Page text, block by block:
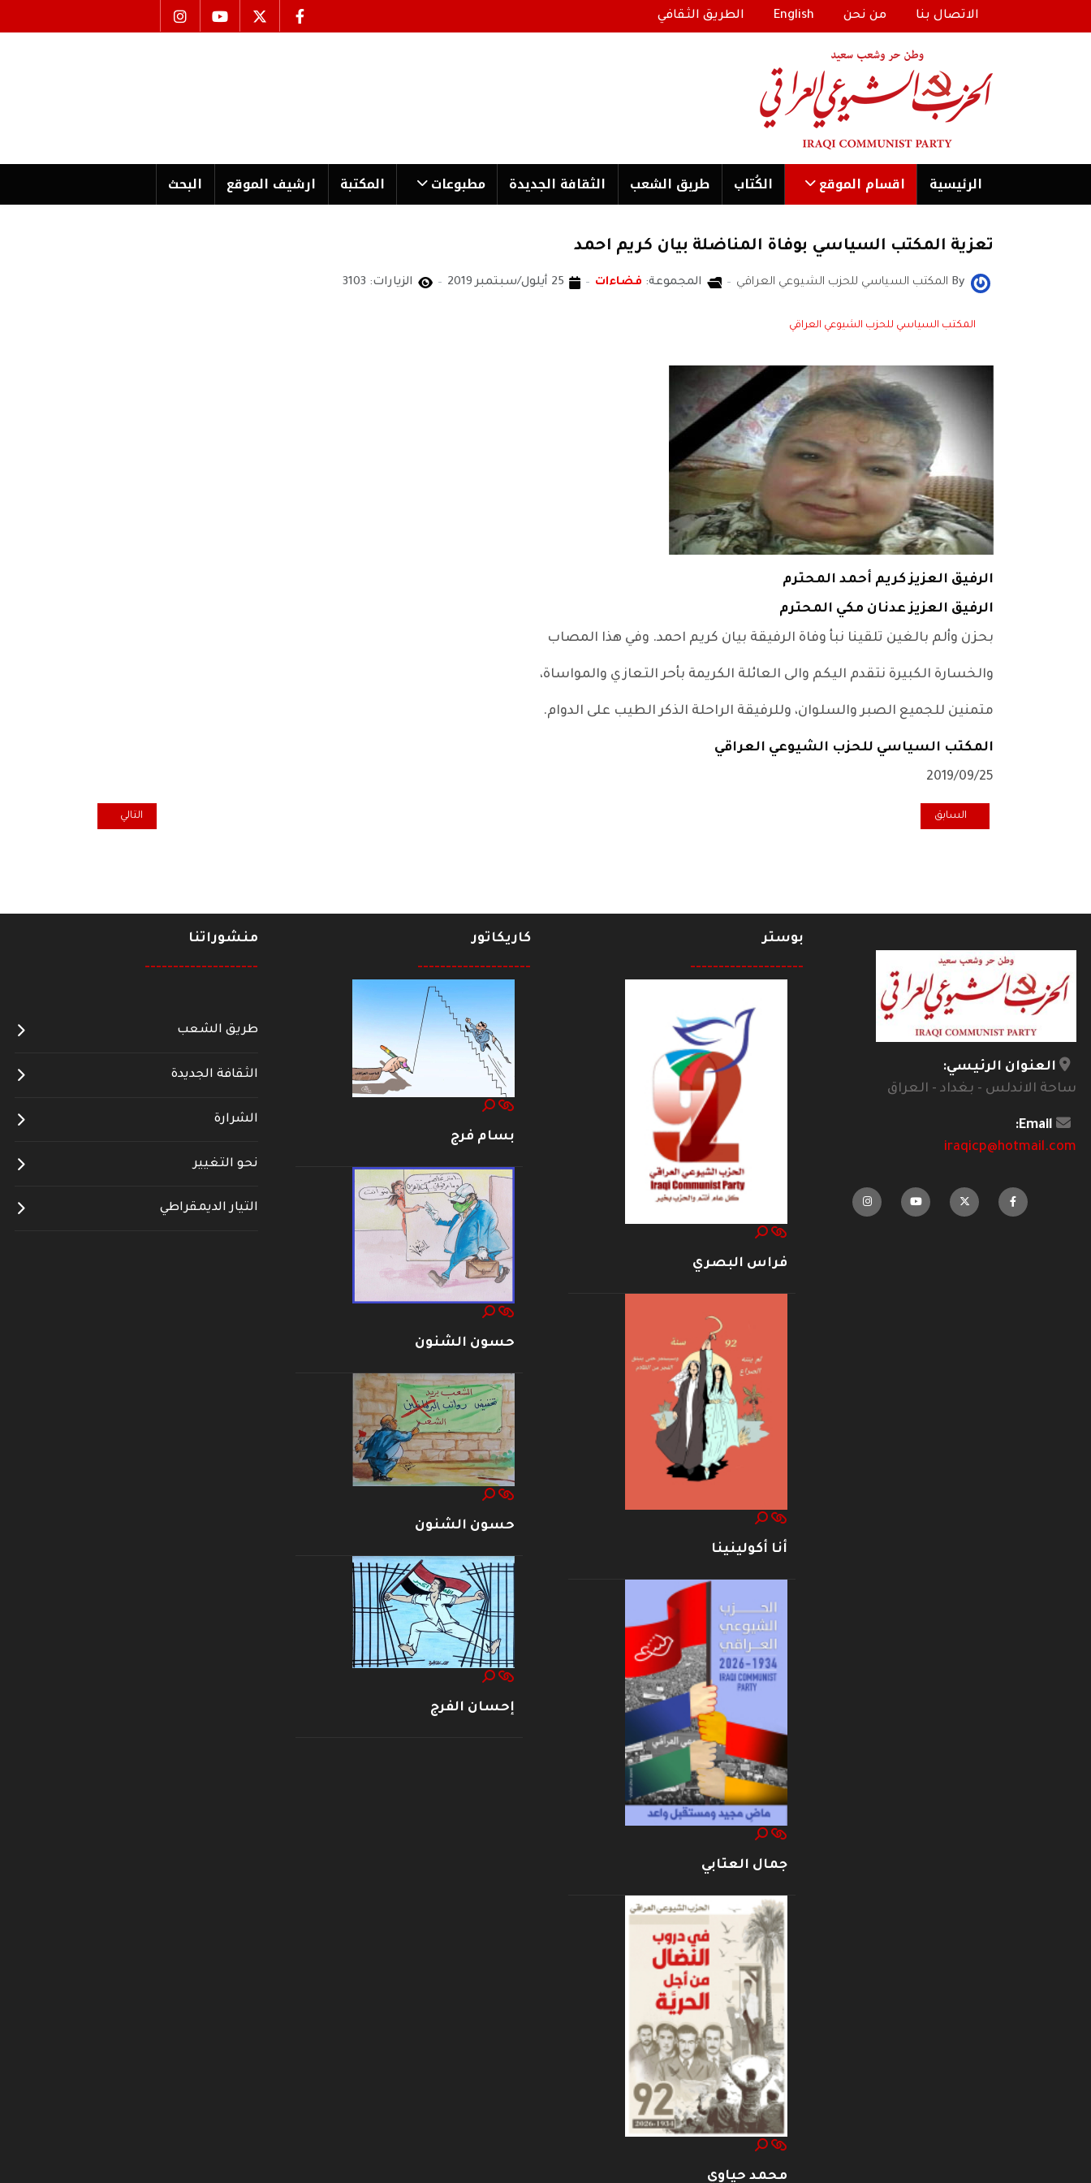
الاتصال بنا من نحن English الطريق الثقافي
الرئیسية اقسام الموقع الكُتاب طریق الشعب الثقافة الجدیدة مطبوعات المكتبة ارشیف الموقع البحث
تعزية المكتب السياسي بوفاة المناضلة بيان كريم احمد
By المكتب السياسي للحزب الشيوعي العراقي المجموعة: فضاءات 25 أيلول/سبتمبر 2019 الزيارات: 3103
المكتب السياسي للحزب الشيوعي العراقي
الرفيق العزيز كريم أحمد المحترم
الرفيق العزيز عدنان مكي المحترم
بحزن وألم بالغين تلقينا نبأ وفاة الرفيقة بيان كريم احمد. وفي هذا المصاب
والخسارة الكبيرة نتقدم اليكم والى العائلة الكريمة بأحر التعازي والمواساة،
متمنين للجميع الصبر والسلوان، وللرفيقة الراحلة الذكر الطيب على الدوام.
المكتب السياسي للحزب الشيوعي العراقي
المقال السابق: ندوة في برلين حول واقع ومعاناة الشبيبة العراقية وأهمية الحركة الاحتجاجية في تطوير ملامح الديمقراطية في العراق
السابق المقال التالي: شيوعيو كربلاء
التالي
العنوان الرئيسي:
ساحة الاندلس - بغداد - العراق
Email:
iraqicp@hotmail.com
بوستر
--------------------
فراس البصري
أنا أكولينينا
جمال العتابي
محمد حياوي
كاريكاتور
--------------------
بسام فرج
حسون الشنون
حسون الشنون
إحسان الفرج
منشوراتنا
--------------------
طريق الشعب
الثقافة الجديدة
الشرارة
نحو التغيير
التيار الديمقراطي